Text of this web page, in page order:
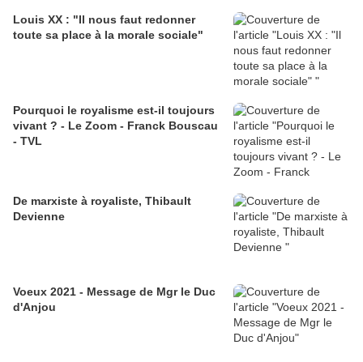
Louis XX : "Il nous faut redonner
toute sa place à la morale sociale"
Pourquoi le royalisme est-il toujours
vivant ? - Le Zoom - Franck Bouscau
- TVL
De marxiste à royaliste, Thibault
Devienne
Voeux 2021 - Message de Mgr le Duc
d'Anjou